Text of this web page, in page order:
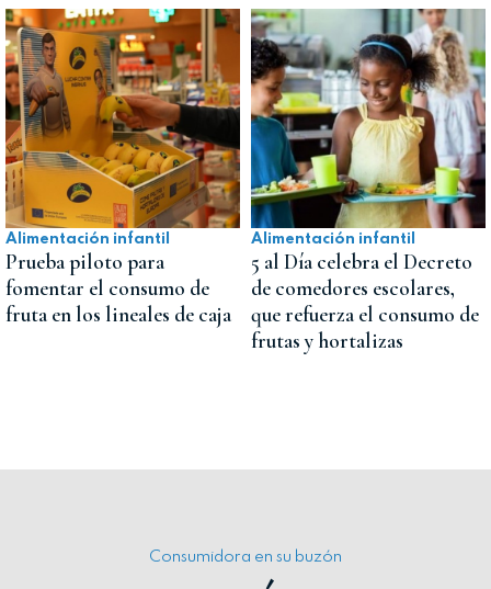
Alimentación infantil
Prueba piloto para
fomentar el consumo de
fruta en los lineales de caja
Alimentación infantil
5 al Día celebra el Decreto
de comedores escolares,
que refuerza el consumo de
frutas y hortalizas
Consumidora en su buzón